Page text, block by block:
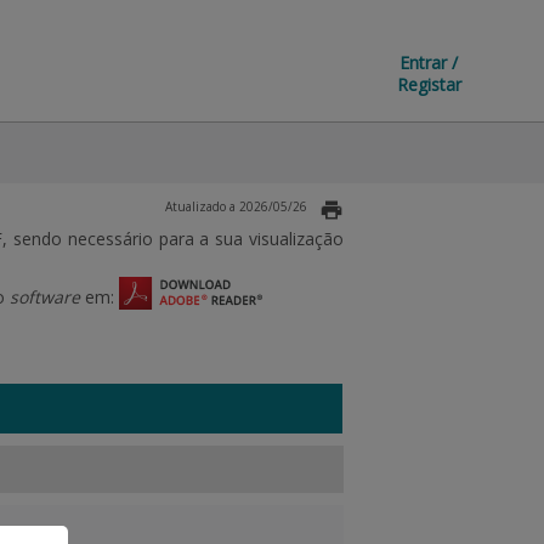
Entrar /
Registar
Atualizado a 2026/05/26
necessário para a sua visualização
softwareem: